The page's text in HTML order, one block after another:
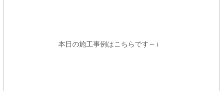
本日の施工事例はこちらです～↓